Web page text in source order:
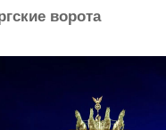
ворота